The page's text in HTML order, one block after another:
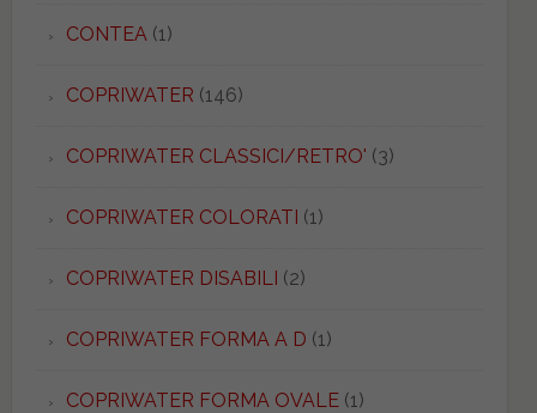
CONTEA(1)
COPRIWATER (146)
COPRIWATER CLASSICI/RETRO' (3)
COPRIWATER COLORATI (1)
COPRIWATER DISABILI (2)
COPRIWATER FORMA A D (1)
COPRIWATER FORMA OVALE(1)